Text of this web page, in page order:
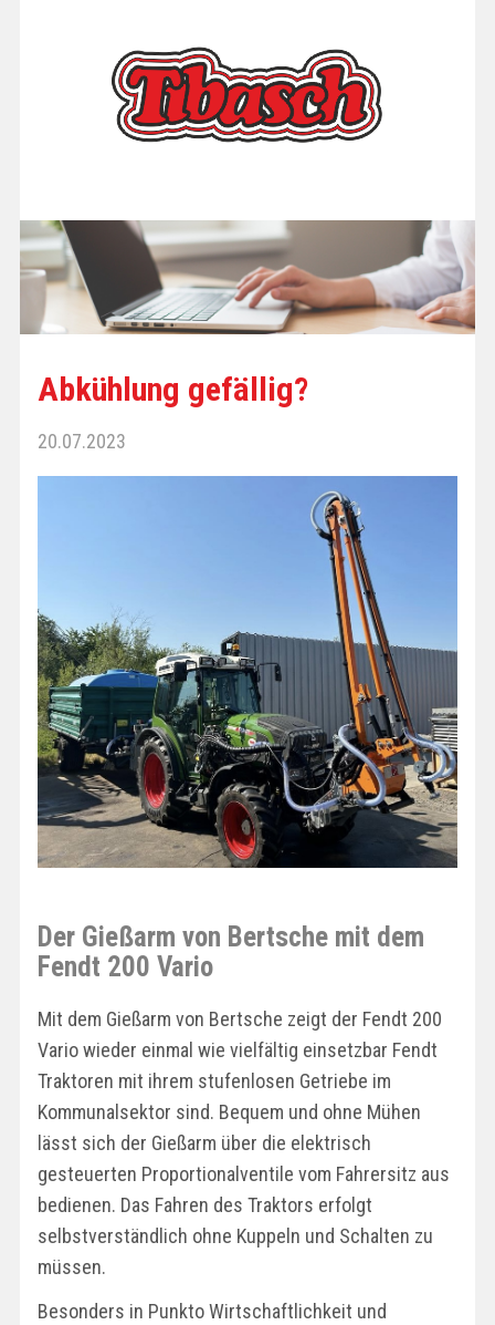
Abkühlung gefällig?
20.07.2023
Der Gießarm von Bertsche mit dem
Fendt 200 Vario
Mit dem Gießarm von Bertsche zeigt der Fendt 200
Vario wieder einmal wie vielfältig einsetzbar Fendt
Traktoren mit ihrem stufenlosen Getriebe im
Kommunalsektor sind. Bequem und ohne Mühen
lässt sich der Gießarm über die elektrisch
gesteuerten Proportionalventile vom Fahrersitz aus
bedienen. Das Fahren des Traktors erfolgt
selbstverständlich ohne Kuppeln und Schalten zu
müssen.
Besonders in Punkto Wirtschaftlichkeit und